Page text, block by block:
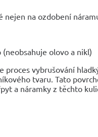
nejen na ozdobení
(neobsahuje olovo a nikl)
proces vybrušování
tvaru. Tato
a náramky z těchto